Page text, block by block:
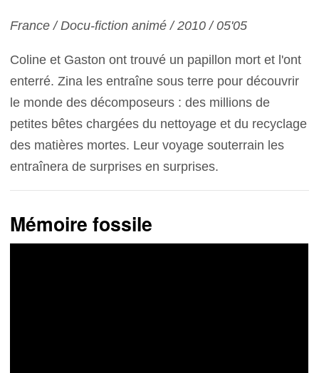
France / Docu-fiction animé / 2010 / 05'05
Coline et Gaston ont trouvé un papillon mort et l'ont
enterré. Zina les entraîne sous terre pour découvrir
le monde des décomposeurs : des millions de
petites bêtes chargées du nettoyage et du recyclage
des matières mortes. Leur voyage souterrain les
entraînera de surprises en surprises.
Mémoire fossile